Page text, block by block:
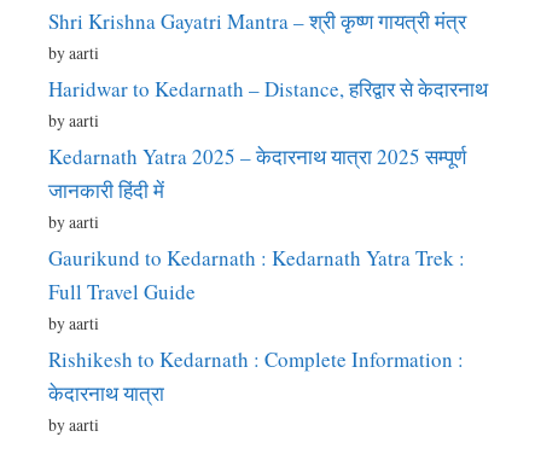
Shri Krishna Gayatri Mantra – श्री कृष्ण गायत्री मंत्र
by aarti
Haridwar to Kedarnath – Distance, हरिद्वार से केदारनाथ
by aarti
Kedarnath Yatra 2025 – केदारनाथ यात्रा 2025 सम्पूर्ण
जानकारी हिंदी में
by aarti
Gaurikund to Kedarnath : Kedarnath Yatra Trek :
Full Travel Guide
by aarti
Rishikesh to Kedarnath : Complete Information :
केदारनाथ यात्रा
by aarti